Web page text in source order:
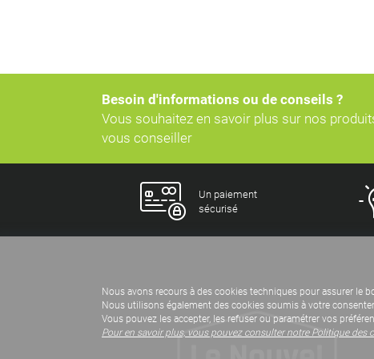
Besoin d'informations ou de conseils ?
Vous souhaitez en savoir plus sur nos
vous conseiller
Un paiement
sécurisé
Nous avons recours à des cookies techniques pour assurer le
Nous utilisons également des cookies soumis à votre
Vous pouvez les accepter, les refuser ou paramétrer vos
Pour en savoir plus, vous pouvez consulter notre Politique des